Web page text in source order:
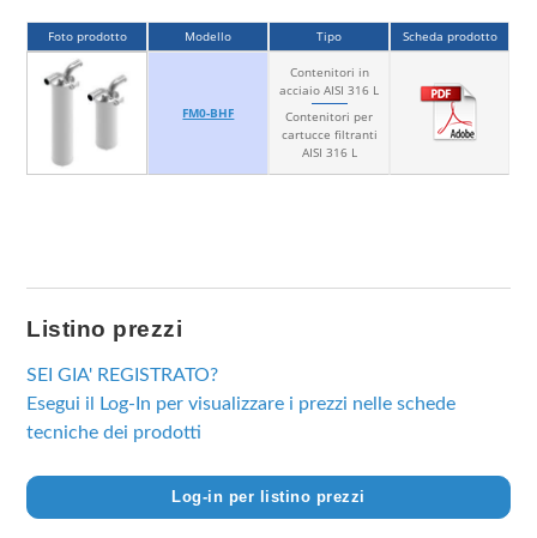
Foto prodotto Modello Tipo Scheda prodotto
FM0-BHF
Contenitori in
acciaio AISI 316 L
Contenitori per
cartucce filtranti
AISI 316 L
Listino prezzi
SEI GIA' REGISTRATO?
Esegui il Log-In per visualizzare i prezzi nelle schede
tecniche dei prodotti
Log-in per listino prezzi